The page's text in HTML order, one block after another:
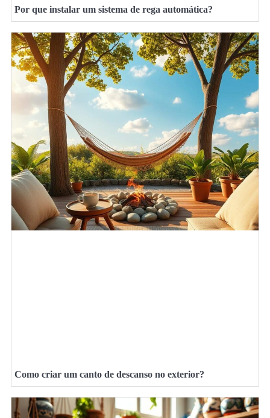
Por que instalar um sistema de rega automática?
Como criar um canto de descanso no exterior?